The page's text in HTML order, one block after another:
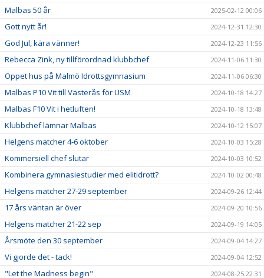
Malbas 50 år 2025-02-12 00:06
Gott nytt år! 2024-12-31 12:30
God Jul, kära vänner! 2024-12-23 11:56
Rebecca Zink, ny tillförordnad klubbchef 2024-11-06 11:30
Öppet hus på Malmö Idrottsgymnasium 2024-11-06 06:30
Malbas P10 Vit till Västerås för USM 2024-10-18 14:27
Malbas F10 Vit i hetluften! 2024-10-18 13:48
Klubbchef lämnar Malbas 2024-10-12 15:07
Helgens matcher 4-6 oktober 2024-10-03 15:28
Kommersiell chef slutar 2024-10-03 10:52
Kombinera gymnasiestudier med elitidrott? 2024-10-02 00:48
Helgens matcher 27-29 september 2024-09-26 12:44
17 års väntan är över 2024-09-20 10:56
Helgens matcher 21-22 sep 2024-09-19 14:05
Årsmöte den 30 september 2024-09-04 14:27
Vi gjorde det - tack! 2024-09-04 12:52
"Let the Madness begin" 2024-08-25 22:31